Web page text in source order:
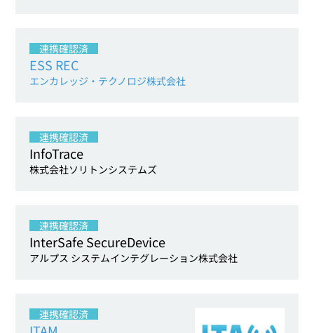
連携確認済
ESS REC
エンカレッジ・テクノロジ株式会社
連携確認済
InfoTrace
株式会社ソリトンシステムズ
連携確認済
InterSafe SecureDevice
アルプス システムインテグレーション株式会社
連携確認済